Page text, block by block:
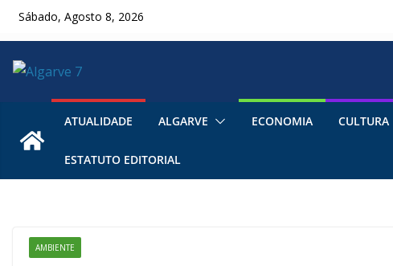
SkipSábado, Agosto 8, 2026
ATUALIDADE ALGARVE ECONOMIA CULTURA
ESTATUTO EDITORIAL
AMBIENTE